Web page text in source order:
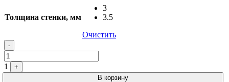
Толщина стенки, мм
3
3.5
Очистить
Quantity
-
1
+
В корзину